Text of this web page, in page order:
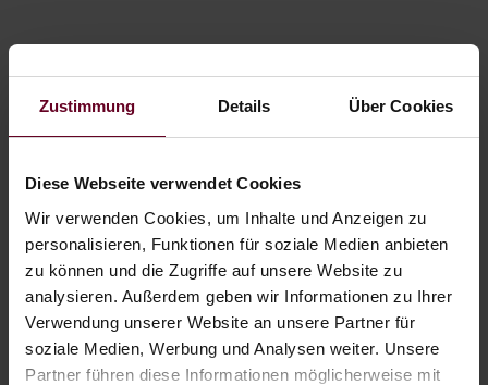
Zustimmung Details Über Cookies
Diese Webseite verwendet Cookies
Wir verwenden Cookies, um Inhalte und Anzeigen zu
personalisieren, Funktionen für soziale Medien anbieten
zu können und die Zugriffe auf unsere Website zu
analysieren. Außerdem geben wir Informationen zu Ihrer
Verwendung unserer Website an unsere Partner für
soziale Medien, Werbung und Analysen weiter. Unsere
Partner führen diese Informationen möglicherweise mit
tourist tax, electricity, dogs)